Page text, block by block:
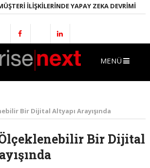
İLIŞKILERINDE YAPAY ZEKA DEVRIMI
MENÜ
Bir Dijital Altyapı Arayışında
Bir Dijital